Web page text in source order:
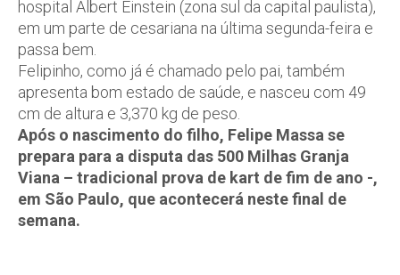
hospital Albert Einstein (zona sul da capital paulista),
em um parte de cesariana na última segunda-feira e
passa bem.
Felipinho, como já é chamado pelo pai, também
apresenta bom estado de saúde, e nasceu com 49
cm de altura e 3,370 kg de peso.
Após o nascimento do filho, Felipe Massa se
prepara para a disputa das 500 Milhas Granja
Viana – tradicional prova de kart de fim de ano -,
em São Paulo, que acontecerá neste final de
semana.